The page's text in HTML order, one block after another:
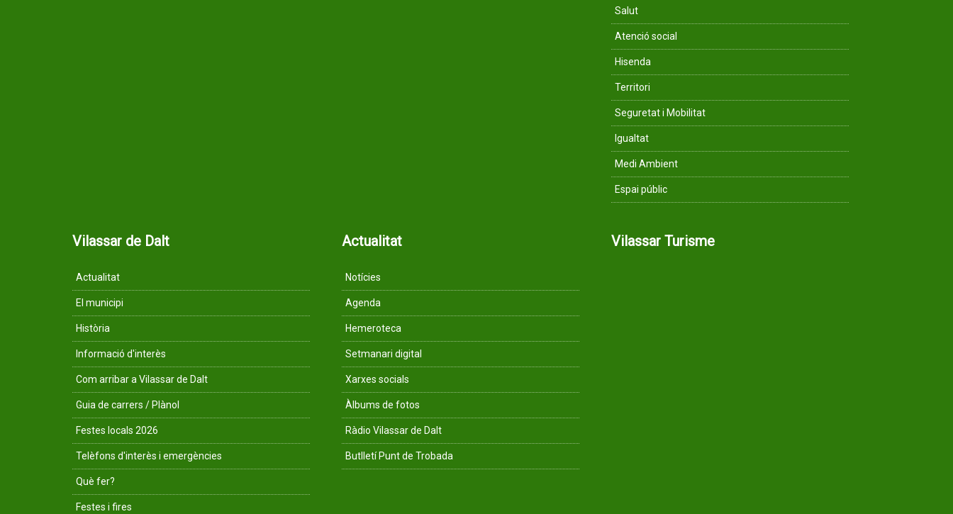
Salut
Atenció social
Hisenda
Territori
Seguretat i Mobilitat
Igualtat
Medi Ambient
Espai públic
Vilassar de Dalt
Actualitat
El municipi
Història
Informació d'interès
Com arribar a Vilassar de Dalt
Guia de carrers / Plànol
Festes locals 2026
Telèfons d'interès i emergències
Què fer?
Festes i fires
Actualitat
Notícies
Agenda
Hemeroteca
Setmanari digital
Xarxes socials
Àlbums de fotos
Ràdio Vilassar de Dalt
Butlletí Punt de Trobada
Vilassar Turisme